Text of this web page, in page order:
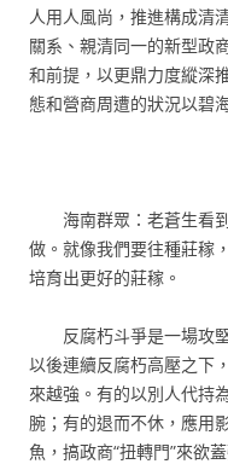
人用人風尚，推進構成清
關系、親清同一的新型政
和前提，以更鼎力度縱深
態和營商周遭的狀況以碧
海南群眾：老蒼生看
做。就像我們要往種莊稼
培育出更好的莊稼。
反腐朽斗爭是一場攻
以後連續反腐朽高壓之下
來越強。有的以別人代持
腕；有的退而不休，應用
魚，搞政商“扭轉門”來欲